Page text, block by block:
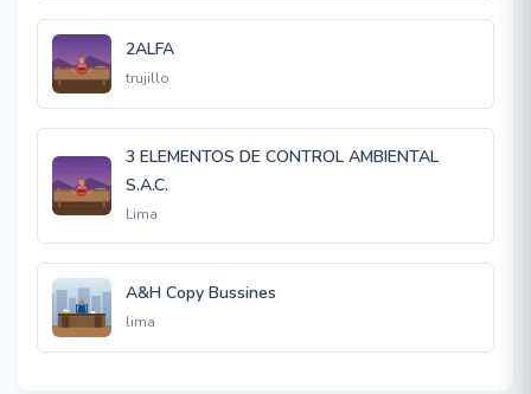
2ALFA
trujillo
3 ELEMENTOS DE CONTROL AMBIENTAL
S.A.C.
Lima
A&H Copy Bussines
lima